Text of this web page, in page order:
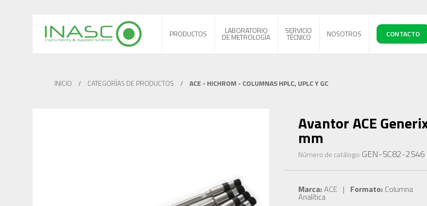
PRODUCTOS LABORATORIO
DE METROLOGÍA
SERVICIO
TÉCNICO NOSOTROS CONTACTO
INICIO / CATEGORÍAS DE PRODUCTOS / ACE - HICHROM - COLUMNAS HPLC, UPLC Y GC
Avantor ACE
mm
Número de catálogo: GEN-5C82-2546
Marca:ACE | Formato:Columna
Analítica